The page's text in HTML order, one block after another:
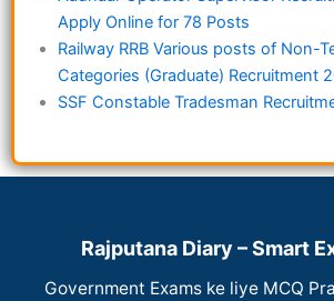
Apply Online for 78 Posts
Railway RRB Various posts of Non-
Categories (Graduate) Recruitment
SSF Constable Tradesman
Rajputana Diary – Smart
Government Exams ke liye MCQ